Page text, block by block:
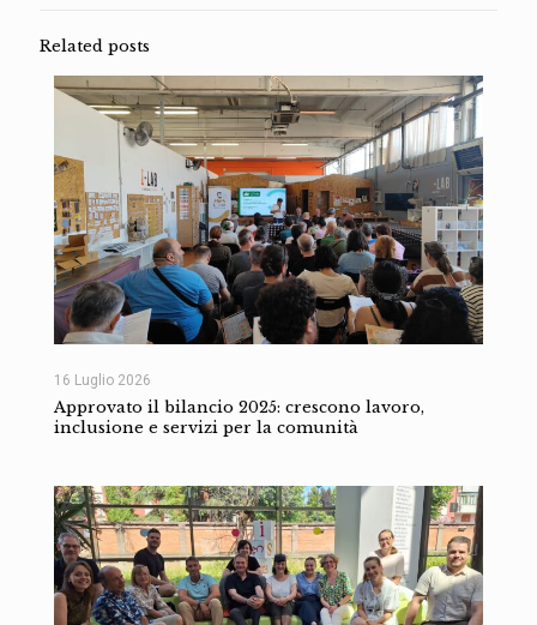
Related posts
16 Luglio 2026
Approvato il bilancio 2025: crescono lavoro,
inclusione e servizi per la comunità